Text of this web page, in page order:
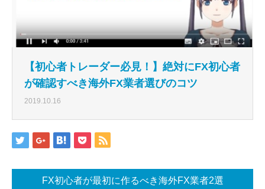
【初心者トレーダー必見！】絶対にFX初心者
が確認すべき海外FX業者選びのコツ
2019.10.16
FX初心者が最初に作るべき海外FX業者2選